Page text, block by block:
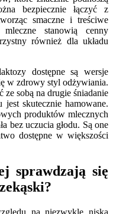
bezpiecznie łączyć z
smaczne i treściwe
mleczne stanowią cenny
również dla układu
dostępne są wersje
w zdrowy styl odżywiania.
ze sobą na drugie śniadanie
skutecznie hamowane.
produktów mlecznych
bez uczucia głodu. Są one
dostępne w większości
sprawdzają się
na niezwykle niską